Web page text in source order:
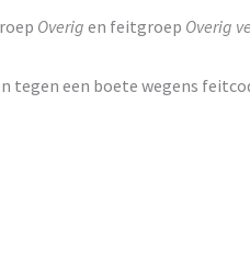
Overig en feitgroep Overig
een boete wegens